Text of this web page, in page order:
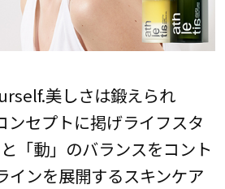
美しさは鍛えられ
ンセプトに掲げライフスタ
「動」のバランスをコント
インを展開するスキンケア